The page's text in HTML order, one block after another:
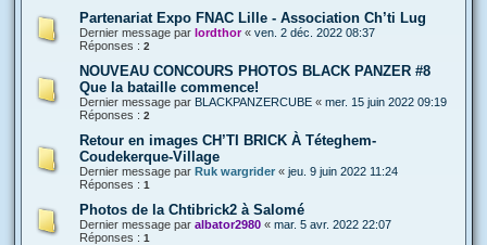
Partenariat Expo FNAC Lille - Association Ch’ti Lug
Dernier message par lordthor« ven. 2 déc. 2022 08:37
Réponses : 2
NOUVEAU CONCOURS PHOTOS BLACK PANZER #8
Que la bataille commence!
Dernier message par BLACKPANZERCUBE « mer. 15 juin 2022 09:19
Réponses : 2
Retour en images CH’TI BRICK À Téteghem-
Coudekerque-Village
Dernier message par Ruk wargrider « jeu. 9 juin 2022 11:24
Réponses : 1
Photos de la Chtibrick2 à Salomé
Dernier message par albator2980 « mar. 5 avr. 2022 22:07
Réponses : 1